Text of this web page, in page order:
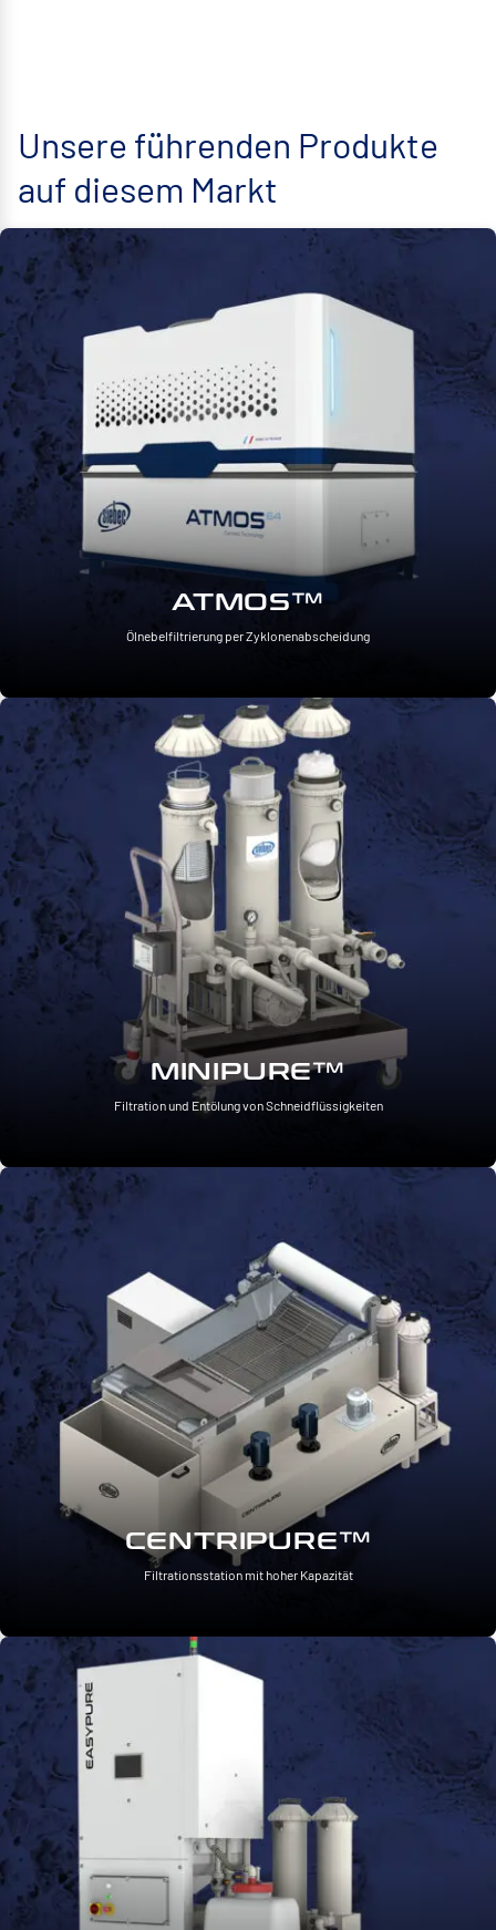
Unsere führenden Produkte
auf diesem Markt
ATMOS™
Ölnebelfiltrierung per Zyklonenabscheidung
MINIPURE™
Filtration und Entölung von Schneidflüssigkeiten
CENTRIPURE™
Filtrationsstation mit hoher Kapazität